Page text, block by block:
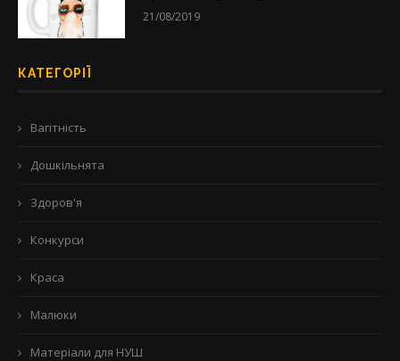
21/08/2019
КАТЕГОРІЇ
Вагітність
Дошкільнята
Здоров'я
Конкурси
Краса
Малюки
Матеріали для НУШ